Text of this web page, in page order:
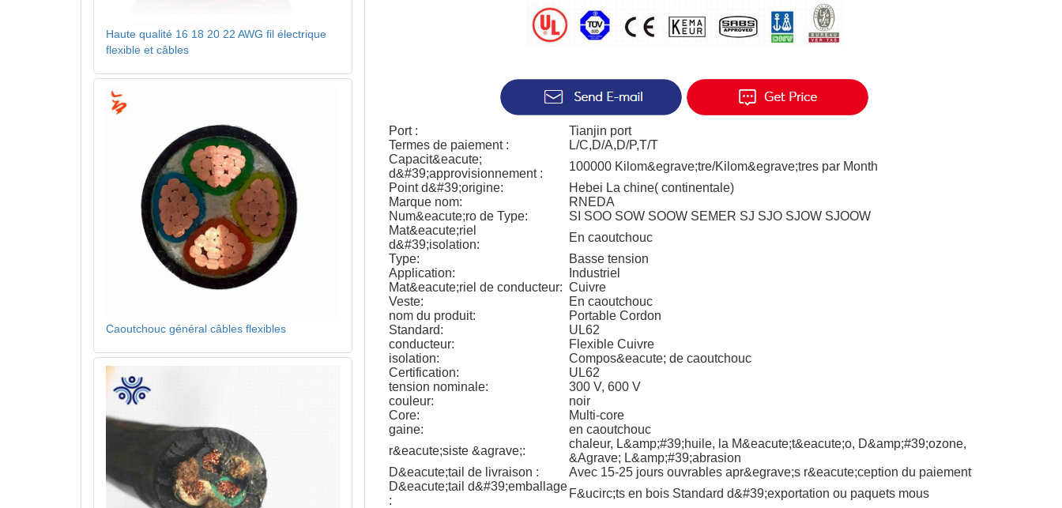
Port :
Tianjin port
Termes de paiement :
L/C,D/A,D/P,T/T
Capacit&eacute;
d&#39;approvisionnement :
100000 Kilom&egrave;tre/Kilom&egrave;tres par Month
Point d&#39;origine:
Hebei La chine( continentale)
Marque nom:
RNEDA
Num&eacute;ro de Type:
SI SOO SOW SOOW SEMER SJ SJO SJOW SJOOW
Mat&eacute;riel
d&#39;isolation:
En caoutchouc
Type:
Basse tension
Application:
Industriel
Mat&eacute;riel de conducteur: Cuivre
Veste:
En caoutchouc
nom du produit:
Portable Cordon
Standard:
UL62
conducteur:
Flexible Cuivre
isolation:
Compos&eacute; de caoutchouc
Certification:
UL62
tension nominale:
300 V, 600 V
couleur:
noir
Core:
Multi-core
gaine:
en caoutchouc
r&eacute;siste &agrave;:
chaleur, L&amp;#39;huile, la M&eacute;t&eacute;o, D&amp;#39;ozone,
&Agrave; L&amp;#39;abrasion
D&eacute;tail de livraison :
Avec 15-25 jours ouvrables apr&egrave;s r&eacute;ception du paiement
D&eacute;tail d&#39;emballage
:
F&ucirc;ts en bois Standard d&#39;exportation ou paquets mous
Haute qualité 16 18 20 22 AWG fil électrique
flexible et câbles
Caoutchouc général câbles flexibles